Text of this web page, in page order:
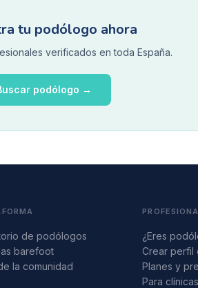
tu podólogo ahora
verificados en toda España.
podólogo →
de podólogos
barefoot
la comunidad
¿Eres
Crear perfil
Planes y
Para clínicas